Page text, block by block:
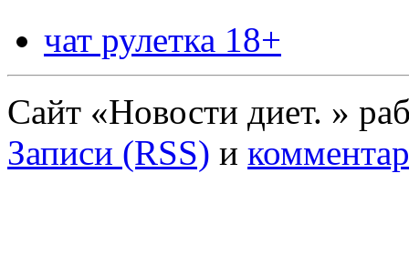
чат рулетка 18+
Сайт «Новости диет. »
Записи (RSS) и